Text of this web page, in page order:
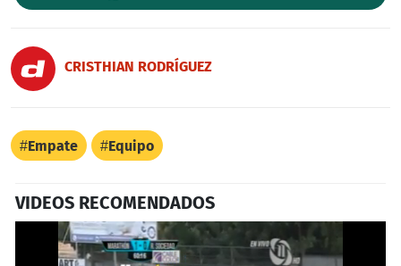
CRISTHIAN RODRÍGUEZ
Empate Equipo
VIDEOS RECOMENDADOS